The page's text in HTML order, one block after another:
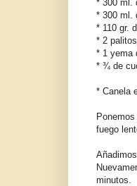
* 300 ml.
* 300 ml.
* 110 gr.
* 2
* 1 yema
* ¾ de
* Canela
fuego
minutos.